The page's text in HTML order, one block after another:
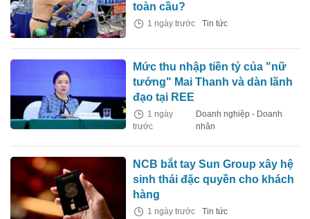
toàn cầu?
1 ngày trước Tin tức
Mức thu nhập tiền tỷ của "nữ
tướng" Mai Thanh và dàn lãnh
đạo tại REE
1 ngày
trước
Doanh nghiệp - Doanh
nhân
NCB bắt tay Sun Group xây hệ
sinh thái đặc quyền cho khách
hàng
1 ngày trước Tin tức